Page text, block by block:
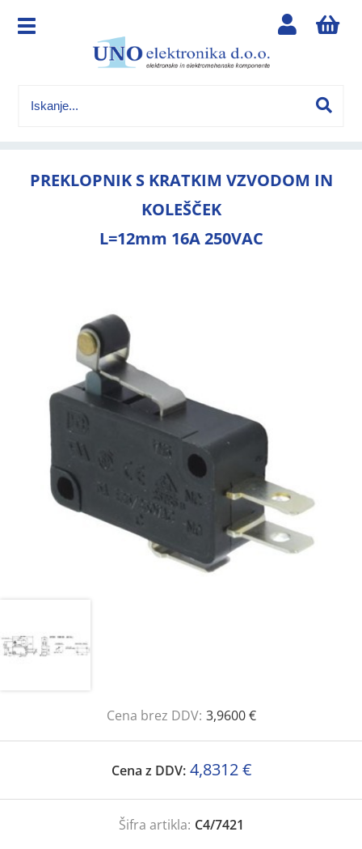
PREKLOPNIK S KRATKIM VZVODOM IN
KOLEŠČEK
L=12mm 16A 250VAC
Cena brez DDV: 3,9600 €
Cena z DDV: 4,8312 €
Šifra artikla: C4/7421